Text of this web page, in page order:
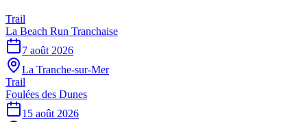
Trail
La Beach Run Tranchaise
7 août 2026
La Tranche-sur-Mer
Trail
Foulées des Dunes
15 août 2026